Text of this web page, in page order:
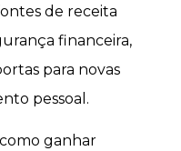
de receita
financeira,
para novas
pessoal.
ganhar